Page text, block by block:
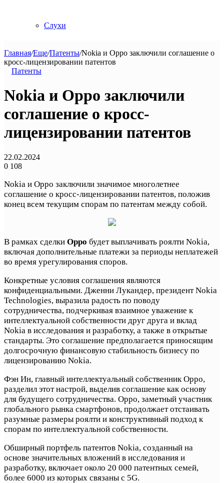
Слухи
Главная/Еще/Патенты/Nokia и Oppo заключили соглашение о
кросс-лицензировании патентов
Патенты
Nokia и Oppo заключили
соглашение о кросс-
лицензировании патентов
22.02.2024
0 108
Nokia и Oppo заключили значимое многолетнее
соглашение о кросс-лицензировании патентов, положив
конец всем текущим спорам по патентам между собой.
В рамках сделки Oppo будет выплачивать роялти Nokia,
включая дополнительные платежи за периоды неплатежей
во время урегулирования споров.
Конкретные условия соглашения являются
конфиденциальными. Дженни Лукандер, президент Nokia
Technologies, выразила радость по поводу
сотрудничества, подчеркивая взаимное уважение к
интеллектуальной собственности друг друга и вклад
Nokia в исследования и разработку, а также в открытые
стандарты. Это соглашение предполагается приносящим
долгосрочную финансовую стабильность бизнесу по
лицензированию Nokia.
Фэн Ин, главный интеллектуальный собственник Oppo,
разделил этот настрой, выделив соглашение как основу
для будущего сотрудничества. Oppo, заметный участник
глобального рынка смартфонов, продолжает отстаивать
разумные размеры роялти и конструктивный подход к
спорам по интеллектуальной собственности.
Обширный портфель патентов Nokia, созданный на
основе значительных вложений в исследования и
разработку, включает около 20 000 патентных семей,
более 6000 из которых связаны с 5G.